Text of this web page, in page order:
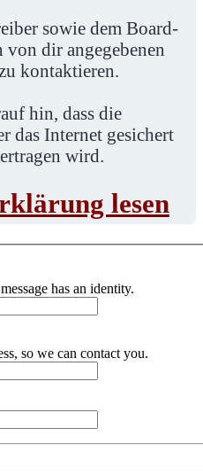
sowie dem Board-
von dir angegebenen
kontaktieren.
hin, dass die
das Internet gesichert
wird.
lesen
has an identity.
so we can contact you.